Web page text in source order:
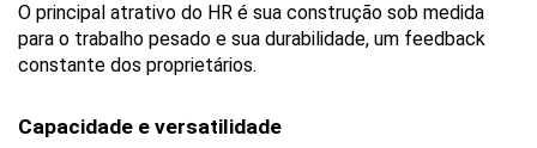
O principal atrativo do HR é sua construção sob medida
para o trabalho pesado e sua durabilidade, um feedback
constante dos proprietários.
Capacidade e versatilidade